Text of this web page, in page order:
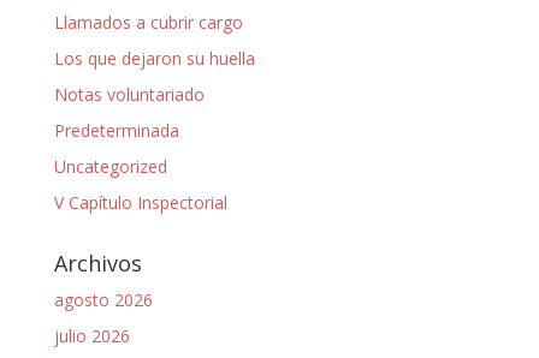
Llamados a cubrir cargo
Los que dejaron su huella
Notas voluntariado
Predeterminada
Uncategorized
V Capítulo Inspectorial
Archivos
agosto 2026
julio 2026